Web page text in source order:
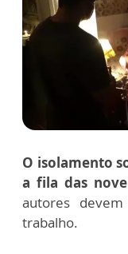
O isolamento
a fila das
autores
trabalho.